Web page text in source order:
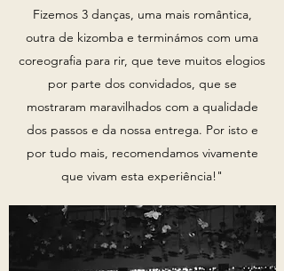
Fizemos 3 danças, uma mais romântica,
outra de kizomba e terminámos com uma
coreografia para rir, que teve muitos elogios
por parte dos convidados, que se
mostraram maravilhados com a qualidade
dos passos e da nossa entrega. Por isto e
por tudo mais, recomendamos vivamente
que vivam esta experiência!"